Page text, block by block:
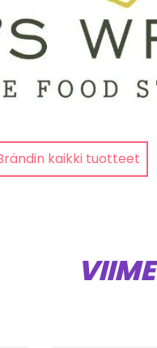
kaikki tuotteet